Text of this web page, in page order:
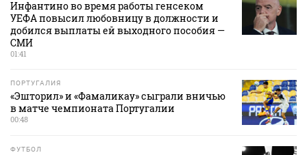
Инфантино во время работы генсеком
УЕФА повысил любовницу в должности и
добился выплаты ей выходного пособия —
СМИ
01:41
ПОРТУГАЛИЯ
«Эшторил» и «Фамаликау» сыграли вничью
в матче чемпионата Португалии
00:48
ФУТБОЛ